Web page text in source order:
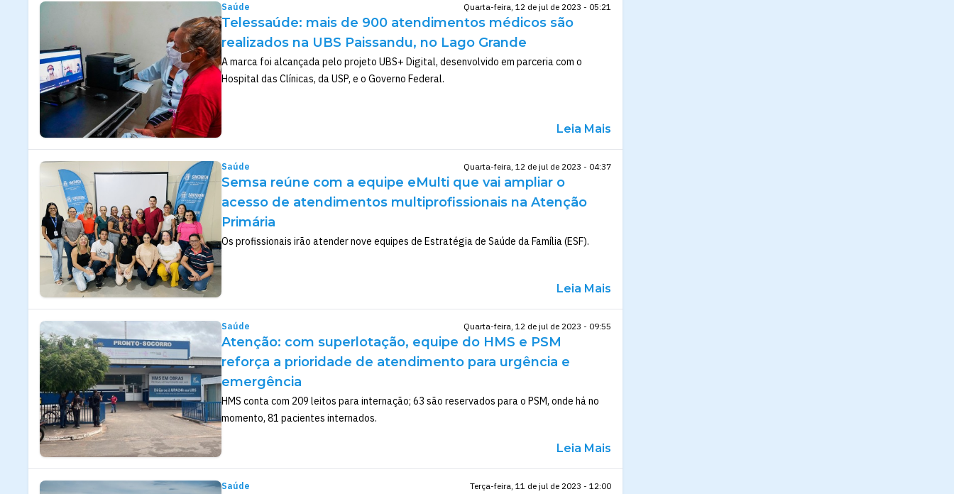
Saúde Quarta-feira, 12 de jul de 2023 - 05:21
Telessaúde: mais de 900 atendimentos médicos são
realizados na UBS Paissandu, no Lago Grande
A marca foi alcançada pelo projeto UBS+ Digital, desenvolvido em parceria com o
Hospital das Clínicas, da USP, e o Governo Federal.
Leia Mais
Saúde Quarta-feira, 12 de jul de 2023 - 04:37
Semsa reúne com a equipe eMulti que vai ampliar o
acesso de atendimentos multiprofissionais na Atenção
Primária
Os profissionais irão atender nove equipes de Estratégia de Saúde da Família (ESF).
Leia Mais
Saúde Quarta-feira, 12 de jul de 2023 - 09:55
Atenção: com superlotação, equipe do HMS e PSM
reforça a prioridade de atendimento para urgência e
emergência
HMS conta com 209 leitos para internação; 63 são reservados para o PSM, onde há no
momento, 81 pacientes internados.
Leia Mais
Saúde Terça-feira, 11 de jul de 2023 - 12:00